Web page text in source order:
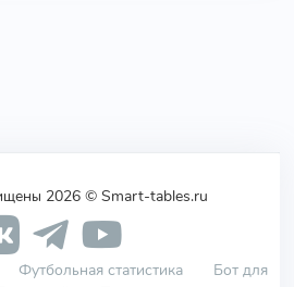
2026 © Smart-tables.ru
Футбольная статистика
Бот для